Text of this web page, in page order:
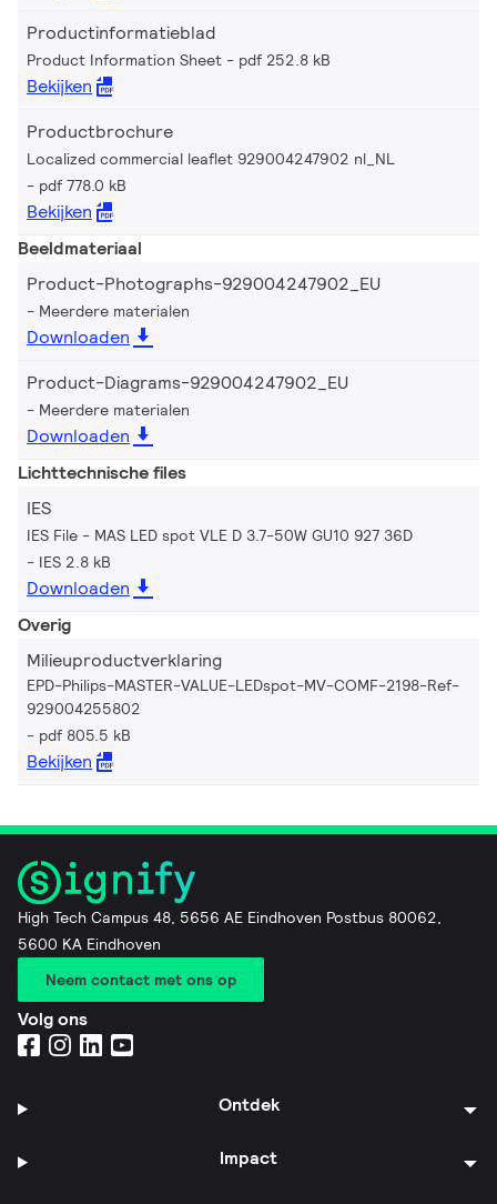
Productinformatieblad
Product Information Sheet pdf 252.8 kB
Bekijken
Productbrochure
Localized commercial leaflet 929004247902 nl_NL
pdf 778.0 kB
Bekijken
Beeldmateriaal
Product-Photographs-929004247902_EU
Meerdere materialen
Downloaden
Product-Diagrams-929004247902_EU
Meerdere materialen
Downloaden
Lichttechnische files
IES
IES File - MAS LED spot VLE D 3.7-50W GU10 927 36D
IES 2.8 kB
Downloaden
Overig
Milieuproductverklaring
EPD-Philips-MASTER-VALUE-LEDspot-MV-COMF-2198-Ref-
929004255802
pdf 805.5 kB
Bekijken
High Tech Campus 48, 5656 AE Eindhoven Postbus 80062,
5600 KA Eindhoven
Neem contact met ons op
Volg ons
Ontdek
Impact